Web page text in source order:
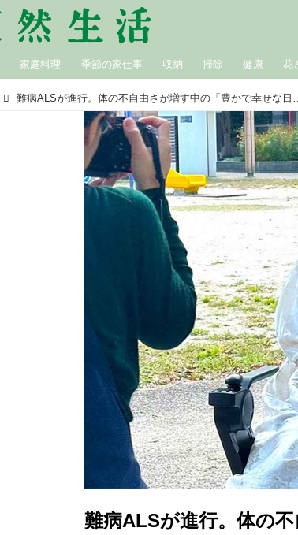
家庭料理 季節の家仕事 収納 掃除 健康 花
難病ALSが進行。体の不自由さが増す中の「豊かで幸せな日々」
難病ALSが進行。体の